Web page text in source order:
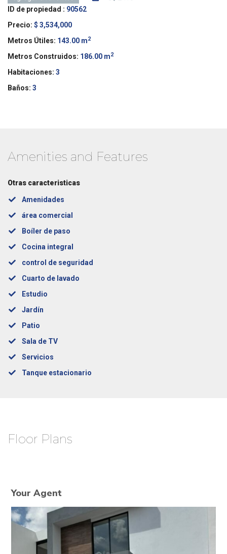
ID de propiedad : 90562
Precio: $ 3,534,000
Metros Útiles: 143.00 m2
Metros Construidos: 186.00 m2
Habitaciones: 3
Baños: 3
Amenities and Features
Otras caracteristicas
Amenidades
área comercial
Boíler de paso
Cocina integral
control de seguridad
Cuarto de lavado
Estudio
Jardín
Patio
Sala de TV
Servicios
Tanque estacionario
Floor Plans
Your Agent